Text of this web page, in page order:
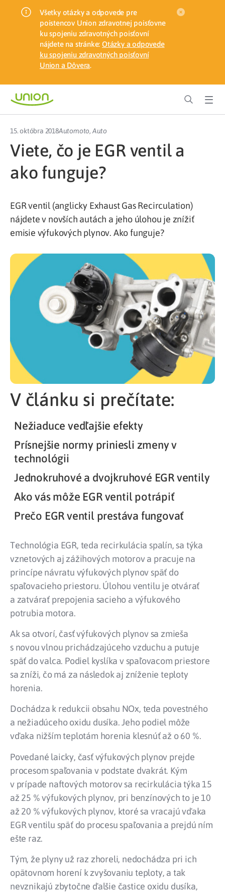
Všetky otázky a odpovede pre
poistencov Union zdravotnej poisťovne
ku spojeniu zdravotných poisťovní
nájdete na stránke: Otázky a odpovede
ku spojeniu zdravotných poisťovní
Union a Dôvera.
15. októbra 2018Automoto,Auto
Viete, čo je EGR ventil a
ako funguje?
EGR ventil (anglicky Exhaust Gas Recirculation)
nájdete v novších autách a jeho úlohou je znížiť
emisie výfukových plynov. Ako funguje?
V článku si prečítate:
Nežiaduce vedľajšie efekty
Prísnejšie normy priniesli zmeny v
technológii
Jednokruhové a dvojkruhové EGR ventily
Ako vás môže EGR ventil potrápiť
Prečo EGR ventil prestáva fungovať
Technológia EGR, teda recirkulácia spalín, sa týka
vznetových aj zážihových motorov a pracuje na
princípe návratu výfukových plynov späť do
spaľovacieho priestoru. Úlohou ventilu je otvárať
a zatvárať prepojenia sacieho a výfukového
potrubia motora.
Ak sa otvorí, časť výfukových plynov sa zmieša
s novou vlnou prichádzajúceho vzduchu a putuje
späť do valca. Podiel kyslíka v spaľovacom priestore
sa zníži, čo má za následok aj zníženie teploty
horenia.
Dochádza k redukcii obsahu NOx, teda povestného
a nežiadúceho oxidu dusíka. Jeho podiel môže
vďaka nižším teplotám horenia klesnúť až o 60 %.
Povedané laicky, časť výfukových plynov prejde
procesom spaľovania v podstate dvakrát. Kým
v prípade naftových motorov sa recirkulácia týka 15
až 25 % výfukových plynov, pri benzínových to je 10
až 20 % výfukových plynov, ktoré sa vracajú vďaka
EGR ventilu späť do procesu spaľovania a prejdú ním
ešte raz.
Tým, že plyny už raz zhoreli, nedochádza pri ich
opätovnom horení k zvyšovaniu teploty, a tak
nevznikajú zbytočne ďalšie častice oxidu dusíka,